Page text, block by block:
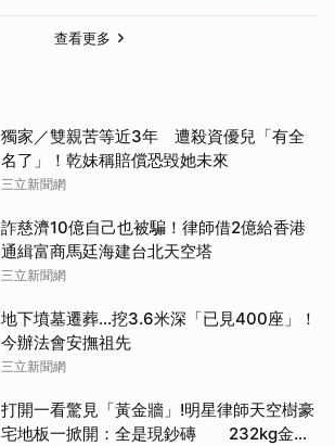
查看更多
獨家／雙親苦等近3年 遭殺資優兒「有全
名了」！乾妹稱賠償恐毀她未來
三立新聞網
詐慈濟10億自己也被騙！律師借2億給香港
通緝富商馬廷海建台北天空塔
三立新聞網
地下墳墓遷葬…挖3.6米深「已見400座」！
今辦法會安撫祖先
三立新聞網
打開一看驚見「黃金牆」!明星律師天空樹豪
宅地板一掀開：全是現鈔磚 232kg金山